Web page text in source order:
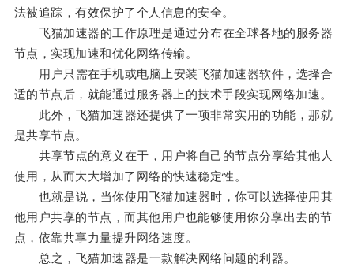
法被追踪，有效保护了个人信息的安全。
飞猫加速器的工作原理是通过分布在全球各地的服务器
节点，实现加速和优化网络传输。
用户只需在手机或电脑上安装飞猫加速器软件，选择合
适的节点后，就能通过服务器上的技术手段实现网络加速。
此外，飞猫加速器还提供了一项非常实用的功能，那就
是共享节点。
共享节点的意义在于，用户将自己的节点分享给其他人
使用，从而大大增加了网络的快速稳定性。
也就是说，当你使用飞猫加速器时，你可以选择使用其
他用户共享的节点，而其他用户也能够使用你分享出去的节
点，依靠共享力量提升网络速度。
总之，飞猫加速器是一款解决网络问题的利器。